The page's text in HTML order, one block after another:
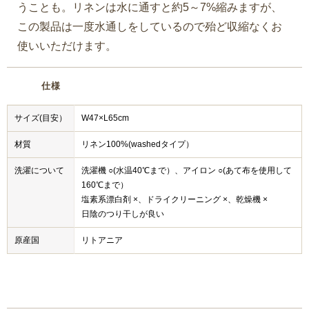
うことも。リネンは水に通すと約5～7%縮みますが、
この製品は一度水通しをしているので殆ど収縮なくお
使いいただけます。
仕様
サイズ(目安） W47×L65cm
材質 リネン100%(washedタイプ）
洗濯について
洗濯機 ○(水温40℃まで）、アイロン ○(あて布を使用して
160℃まで）
塩素系漂白剤 ×、ドライクリーニング ×、乾燥機 ×
日陰のつり干しが良い
原産国 リトアニア